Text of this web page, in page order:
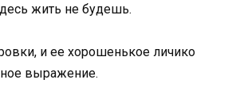
жить не будешь.
и ее хорошенькое личико
выражение.